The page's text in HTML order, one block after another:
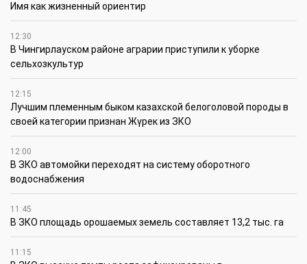
Имя как жизненный ориентир
12:30
В Чингирлауском районе аграрии приступили к уборке
сельхозкультур
12:15
Лучшим племенным быком казахской белоголовой породы в
своей категории признан Жүрек из ЗКО
12:00
В ЗКО автомойки переходят на систему оборотного
водоснабжения
11:45
В ЗКО площадь орошаемых земель составляет 13,2 тыс. га
11:15